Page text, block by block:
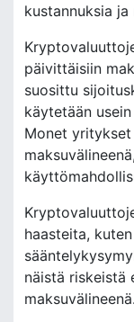
kustannuksia
päivittäisiin
suosittu
käytetään
Monet
haasteita,
näistä riskeistä
maksuvälineenä.